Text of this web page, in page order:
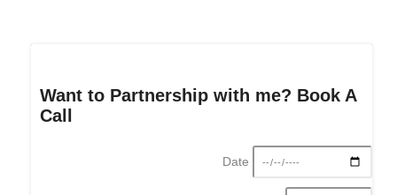
Want to Partnership with me? Book A
Call
Date